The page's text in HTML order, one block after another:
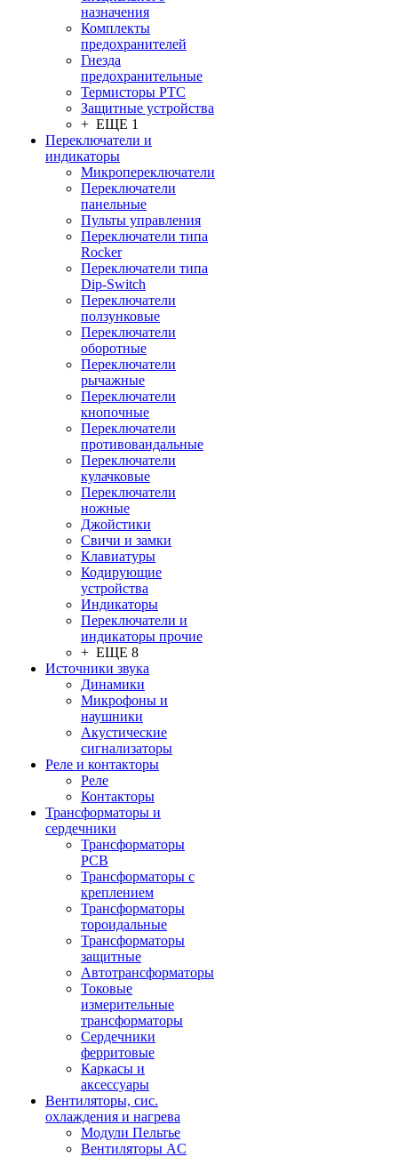
назначения
Комплекты
предохранителей
Гнезда
предохранительные
Термисторы PTC
Защитные устройства
+ ЕЩЕ 1
Переключатели и
индикаторы
Микропереключатели
Переключатели
панельные
Пульты управления
Переключатели типа
Rocker
Переключатели типа
Dip-Switch
Переключатели
ползунковые
Переключатели
оборотные
Переключатели
рычажные
Переключатели
кнопочные
Переключатели
противовандальные
Переключатели
кулачковые
Переключатели
ножные
Джойстики
Свичи и замки
Клавиатуры
Кодирующие
устройства
Индикаторы
Переключатели и
индикаторы прочие
+ ЕЩЕ 8
Источники звука
Динамики
Микрофоны и
наушники
Акустические
сигнализаторы
Реле и контакторы
Реле
Контакторы
Трансформаторы и
сердечники
Трансформаторы
PCB
Трансформаторы с
креплением
Трансформаторы
тороидальные
Трансформаторы
защитные
Автотрансформаторы
Токовые
измерительные
трансформаторы
Сердечники
ферритовые
Каркасы и
аксессуары
Вентиляторы, сис.
охлаждения и нагрева
Модули Пельтье
Вентиляторы AC